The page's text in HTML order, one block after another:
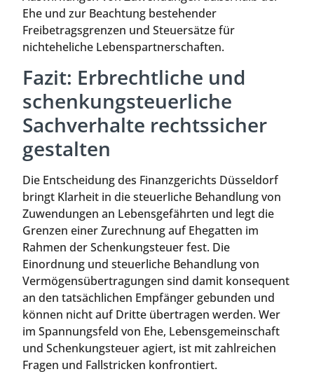
Ehe und zur Beachtung bestehender
Freibetragsgrenzen und Steuersätze für
nichteheliche Lebenspartnerschaften.
Fazit: Erbrechtliche und
schenkungsteuerliche
Sachverhalte rechtssicher
gestalten
Die Entscheidung des Finanzgerichts Düsseldorf
bringt Klarheit in die steuerliche Behandlung von
Zuwendungen an Lebensgefährten und legt die
Grenzen einer Zurechnung auf Ehegatten im
Rahmen der Schenkungsteuer fest. Die
Einordnung und steuerliche Behandlung von
Vermögensübertragungen sind damit konsequent
an den tatsächlichen Empfänger gebunden und
können nicht auf Dritte übertragen werden. Wer
im Spannungsfeld von Ehe, Lebensgemeinschaft
und Schenkungsteuer agiert, ist mit zahlreichen
Fragen und Fallstricken konfrontiert.